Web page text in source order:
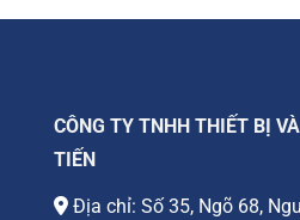
CÔNG TY TNHH THIẾT BỊ
TIẾN
Địa chỉ: Số 35, Ngõ 68,